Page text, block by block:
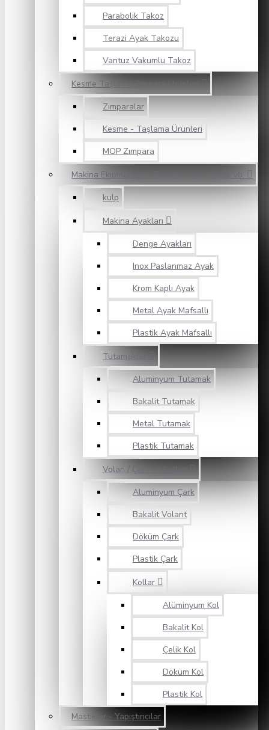
Parabolik Takoz
Terazi Ayak Takozu
Vantuz Vakumlu Takoz
Kesme Taşlama Zımpara Ürünleri
Zımparalar
Kesme - Taşlama Ürünleri
MOP Zımpara
Makina Ekipmanları - Tutamak, Kulp, Ayak vb.
kulp
Makina Ayakları
Denge Ayakları
Inox Paslanmaz Ayak
Krom Kaplı Ayak
Metal Ayak Mafsallı
Plastik Ayak Mafsallı
Tutamaklar
Aluminyum Tutamak
Bakalit Tutamak
Metal Tutamak
Plastik Tutamak
Volan / Çark ve Kolları
Aluminyum Çark
Bakalit Volant
Döküm Çark
Plastik Çark
Kollar
Alüminyum Kol
Bakalit Kol
Çelik Kol
Döküm Kol
Plastik Kol
Mastikler - Yapıştırıcılar